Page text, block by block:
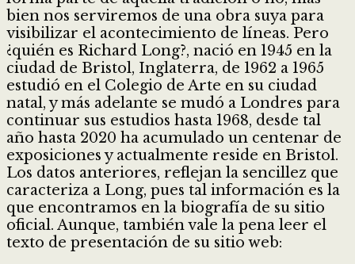
bien nos serviremos de una obra suya para
visibilizar el acontecimiento de líneas. Pero
¿quién es Richard Long?, nació en 1945 en la
ciudad de Bristol, Inglaterra, de 1962 a 1965
estudió en el Colegio de Arte en su ciudad
natal, y más adelante se mudó a Londres para
continuar sus estudios hasta 1968, desde tal
año hasta 2020 ha acumulado un centenar de
exposiciones y actualmente reside en Bristol.
Los datos anteriores, reflejan la sencillez que
caracteriza a Long, pues tal información es la
que encontramos en la biografía de su sitio
oficial. Aunque, también vale la pena leer el
texto de presentación de su sitio web: